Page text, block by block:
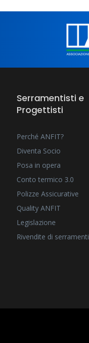
Serramentisti e
Progettisti
Perché ANFIT?
Diventa Socio
Posa in opera
Conto termico 3.0
Polizze Assicurative
Quality ANFIT
Legislazione
Rivendite di serramenti